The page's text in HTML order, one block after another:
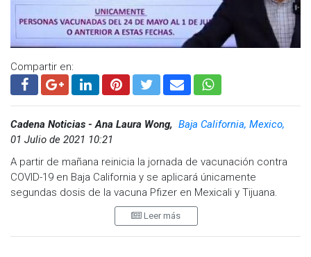
Compartir en:
Cadena Noticias - Ana Laura Wong, Baja California, Mexico,
01 Julio de 2021 10:21
A partir de mañana reinicia la jornada de vacunación contra
COVID-19 en Baja California y se aplicará únicamente
segundas dosis de la vacuna Pfizer en Mexicali y Tijuana.
Los sitios de vacunación en Mexicali serán dos puntos
peatonales y vehiculares en el FEX y el Campo Militar 23
Leer más